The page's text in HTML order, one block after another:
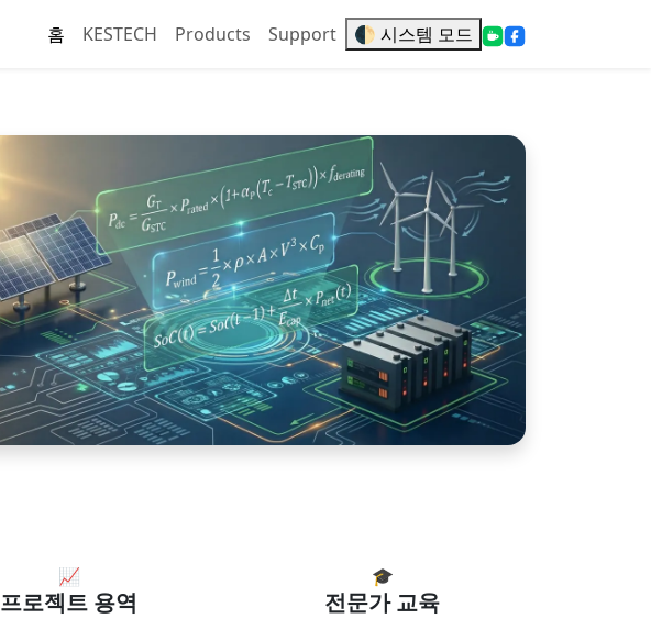
홈 KESTECH Products Support 🌓 시스템 모드
📈
프로젝트 용역
🎓
전문가 교육